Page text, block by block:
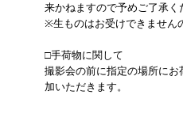
来かねますので予めご了承く
※生ものはお受けできません
□手荷物に関して
撮影会の前に指定の場所に
加いただきます。